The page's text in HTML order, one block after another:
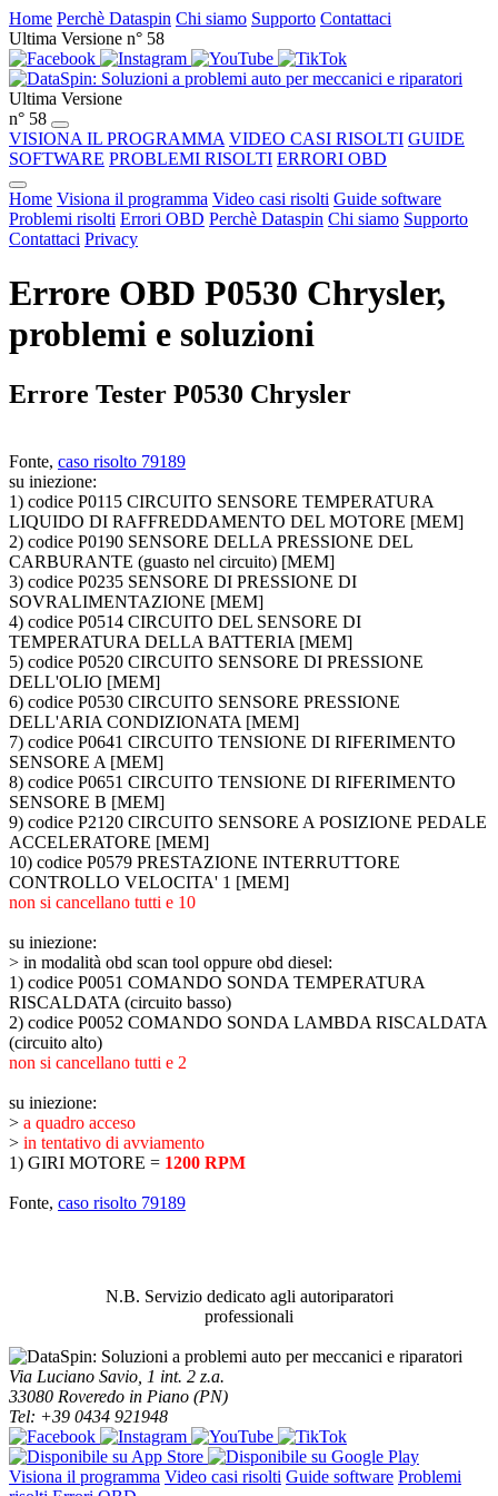
Home Perchè Dataspin Chi siamo Supporto Contattaci
Ultima Versione n° 58
Ultima Versione
n° 58
VISIONA IL PROGRAMMA VIDEO CASI RISOLTI GUIDE
SOFTWARE PROBLEMI RISOLTI ERRORI OBD
Home Visiona il programma Video casi risolti Guide software
Problemi risolti Errori OBD Perchè Dataspin Chi siamo Supporto
Contattaci Privacy
Errore OBD P0530 Chrysler,
problemi e soluzioni
Errore Tester P0530 Chrysler
Fonte, caso risolto 79189
su iniezione:
1) codice P0115 CIRCUITO SENSORE TEMPERATURA
LIQUIDO DI RAFFREDDAMENTO DEL MOTORE [MEM]
2) codice P0190 SENSORE DELLA PRESSIONE DEL
CARBURANTE (guasto nel circuito) [MEM]
3) codice P0235 SENSORE DI PRESSIONE DI
SOVRALIMENTAZIONE [MEM]
4) codice P0514 CIRCUITO DEL SENSORE DI
TEMPERATURA DELLA BATTERIA [MEM]
5) codice P0520 CIRCUITO SENSORE DI PRESSIONE
DELL'OLIO [MEM]
6) codice P0530 CIRCUITO SENSORE PRESSIONE
DELL'ARIA CONDIZIONATA [MEM]
7) codice P0641 CIRCUITO TENSIONE DI RIFERIMENTO
SENSORE A [MEM]
8) codice P0651 CIRCUITO TENSIONE DI RIFERIMENTO
SENSORE B [MEM]
9) codice P2120 CIRCUITO SENSORE A POSIZIONE PEDALE
ACCELERATORE [MEM]
10) codice P0579 PRESTAZIONE INTERRUTTORE
CONTROLLO VELOCITA' 1 [MEM]
non si cancellano tutti e 10
su iniezione:
> in modalità obd scan tool oppure obd diesel:
1) codice P0051 COMANDO SONDA TEMPERATURA
RISCALDATA (circuito basso)
2) codice P0052 COMANDO SONDA LAMBDA RISCALDATA
(circuito alto)
non si cancellano tutti e 2
su iniezione:
> a quadro acceso
> in tentativo di avviamento
1) GIRI MOTORE = 1200 RPM
Fonte, caso risolto 79189
N.B. Servizio dedicato agli autoriparatori
professionali
Via Luciano Savio, 1 int. 2 z.a.
33080 Roveredo in Piano (PN)
Tel: +39 0434 921948
Visiona il programma Video casi risolti Guide software Problemi